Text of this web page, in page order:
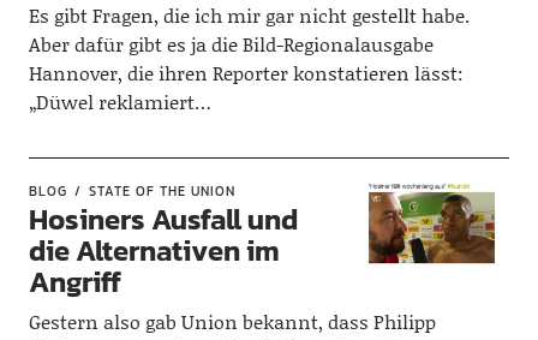
Es gibt Fragen, die ich mir gar nicht gestellt habe.
Aber dafür gibt es ja die Bild-Regionalausgabe
Hannover, die ihren Reporter konstatieren lässt:
„Düwel reklamiert…
BLOG STATE OF THE UNION
Hosiners Ausfall und
die Alternativen im
Angriff
Gestern also gab Union bekannt, dass Philipp